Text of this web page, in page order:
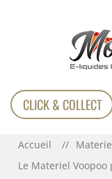
CLICK & COLLECT
Accueil
Le Materiel